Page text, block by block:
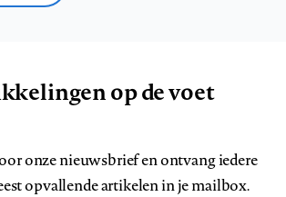
op de voet
onze nieuwsbrief en ontvang iedere
opvallende artikelen in je mailbox.